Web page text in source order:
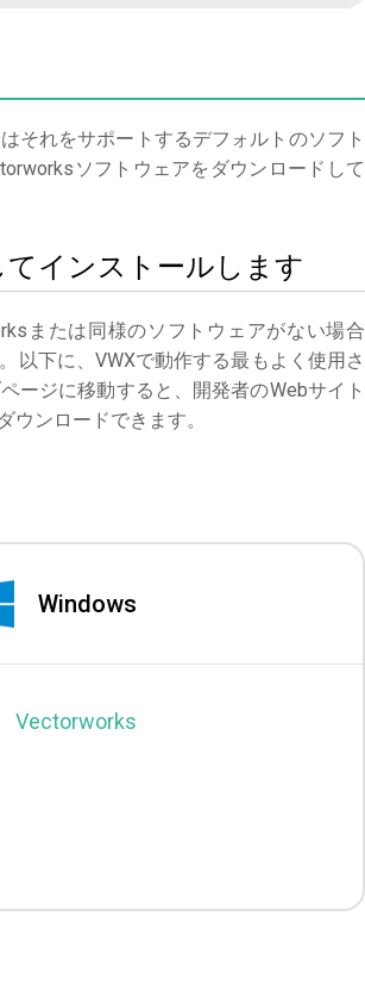
それをサポートするデフォルトのソフト
ソフトウェアをダウンロードして
インストールします
または同様のソフトウェアがない場合
以下に、VWXで動作する最もよく使用さ
ージに移動すると、開発者のWebサイト
ンロードできます。
Windows
Vectorworks